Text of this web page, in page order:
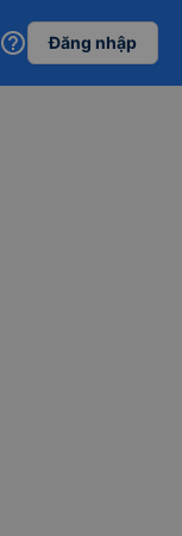
help_outline Đăng nhập